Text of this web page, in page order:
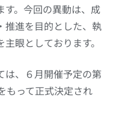
す。今回の異動は、成
推進を目的とした、執
眼としております。
は、６月開催予定の第
もって正式決定され